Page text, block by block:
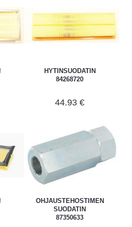
HYTINSUODATIN
84268720
44.93 €
OHJAUSTEHOSTIMEN
SUODATIN
87350633